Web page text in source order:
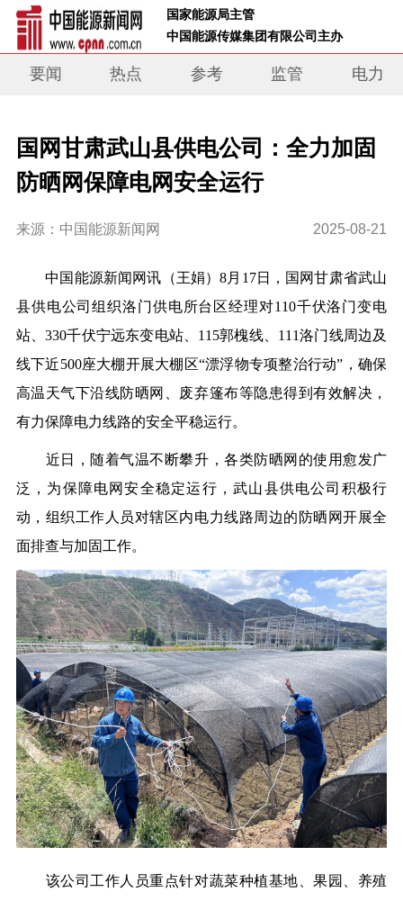
国家能源局主管
中国能源传媒集团有限公司主办
要闻 热点 参考 监管 电力
国网甘肃武山县供电公司：全力加固
防晒网保障电网安全运行
来源：中国能源新闻网 2025-08-21
中 国能源新闻网讯 （王娟）8月17日， 国网甘肃省武山
县供电公司组织洛门供电所台区经理对110千伏洛门变电
站、330千伏宁远东变电站、115郭槐线、111洛门线周边及
线下近500座大棚开展大棚区“漂浮物专项整治行动”，确保
高温天气下沿线防晒网、废弃篷布等隐患得到有效解决，
有力保障电力线路的安全平稳运行。
近日，随着气温不断攀升，各类防晒网的使用愈发广
泛，为保障电网安全稳定运行，武山县供电公司积极行
动，组织工作人员对辖区内电力线路周边的防晒网开展全
面排查与加固工作。
该公司工作人员重点针对蔬菜种植基地、果园、养殖